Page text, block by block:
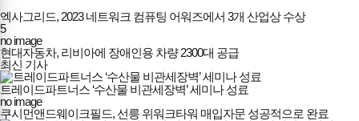
엑사그리드, 2023 네트워크 컴퓨팅 어워즈에서 3개 산업상 수상
5
no image
현대자동차, 리비아에 장애인용 차량 2300대 공급
최신 기사
트레이드파트너스 ‘수산물 비관세장벽’ 세미나 성료
no image
쿠시먼앤드웨이크필드, 선릉 위워크타워 매입자문 성공적으로 완료